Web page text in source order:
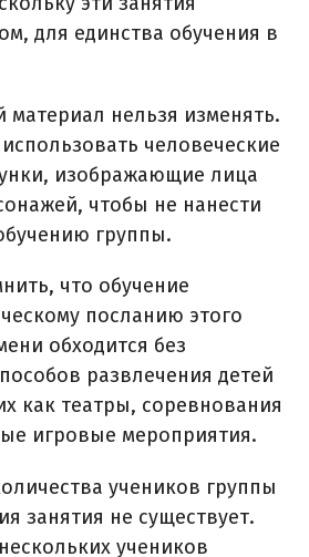
для единства обучения в
материал нельзя изменять.
человеческие
изображающие лица
чтобы не нанести
группы.
что обучение
посланию этого
обходится без
развлечения детей
как театры, соревнования
игровые мероприятия.
учеников группы
занятия не существует.
учеников